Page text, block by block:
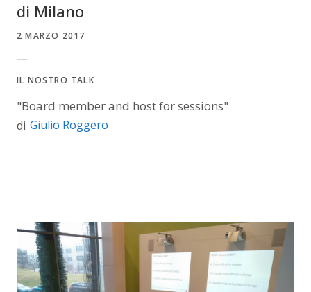
di Milano
2 MARZO 2017
IL NOSTRO TALK
"Board member and host for sessions"
di Giulio Roggero